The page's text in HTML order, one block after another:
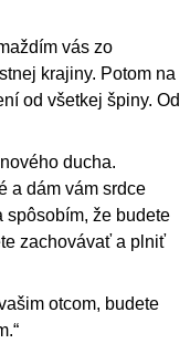
vás zo
krajiny. Potom na
od všetkej špiny. Od
ducha.
a dám vám srdce
spôsobím, že budete
zachovávať a plniť
otcom, budete